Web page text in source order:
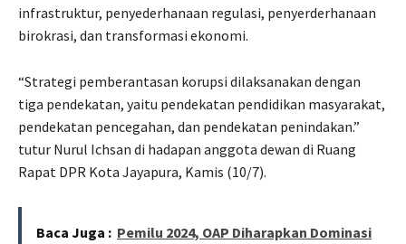
infrastruktur, penyederhanaan regulasi, penyerderhanaan
birokrasi, dan transformasi ekonomi.
“Strategi pemberantasan korupsi dilaksanakan dengan
tiga pendekatan, yaitu pendekatan pendidikan masyarakat,
pendekatan pencegahan, dan pendekatan penindakan.”
tutur Nurul Ichsan di hadapan anggota dewan di Ruang
Rapat DPR Kota Jayapura, Kamis (10/7).
Baca Juga : Pemilu 2024, OAP Diharapkan Dominasi